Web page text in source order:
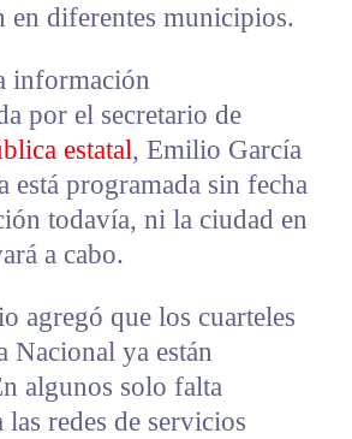
en diferentes municipios.
información
por el secretario de
estatal, Emilio García
está programada sin fecha
todavía, ni la ciudad en
a cabo.
agregó que los cuarteles
Nacional ya están
algunos solo falta
las redes de servicios